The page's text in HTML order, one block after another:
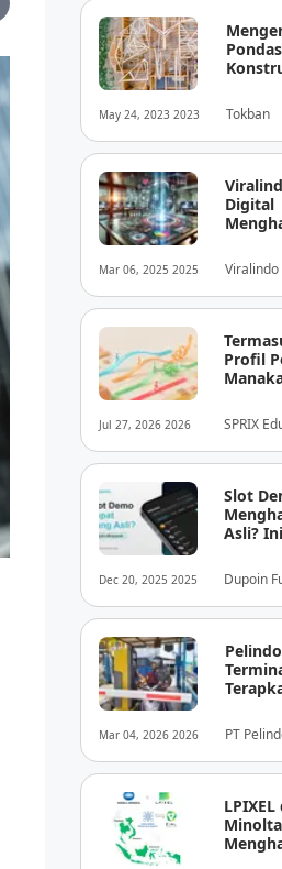
May 24, 2023 2023 Tokban
Mar 06, 2025 2025
Digital
Dunia
Viralindo
Jul 27, 2026 2026
Profil
Perilaku
Ujian
Digital
SPRIX
Dec 20, 2025 2025
Slot
Asli?
Dupoin
Mar 04, 2026 2026
Masuk
PT